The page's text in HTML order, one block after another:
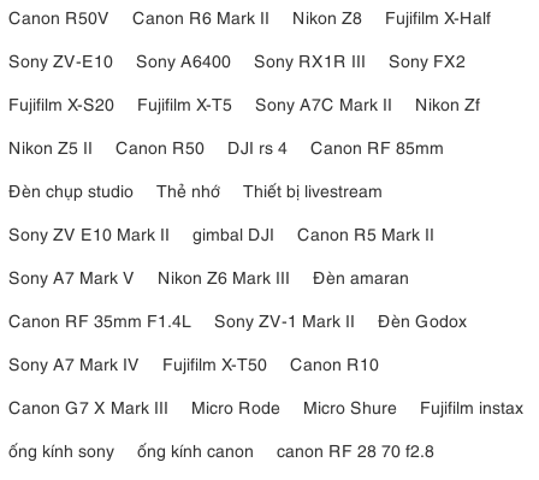
Canon R50V
Canon R6 Mark II Nikon Z8
Fujifilm X-Half
Sony ZV-E10
Sony A6400 Sony RX1R III
Sony FX2
Fujifilm X-S20
Fujifilm X-T5 Sony A7C Mark II
Nikon Zf
Nikon Z5 II
Canon R50 DJI rs 4
Canon RF 85mm
Đèn chụp studio
Thẻ nhớ
Thiết bị livestream
Sony ZV E10 Mark II
gimbal DJI
Canon R5 Mark II
Sony A7 Mark V
Nikon Z6 Mark III
Đèn amaran
Canon RF 35mm F1.4L
Sony ZV-1 Mark II
Đèn Godox
Sony A7 Mark IV
Fujifilm X-T50
Canon R10
Canon G7 X Mark III
Micro Rode Micro Shure
Fujifilm instax
ống kính sony
ống kính canon
canon RF 28 70 f2.8